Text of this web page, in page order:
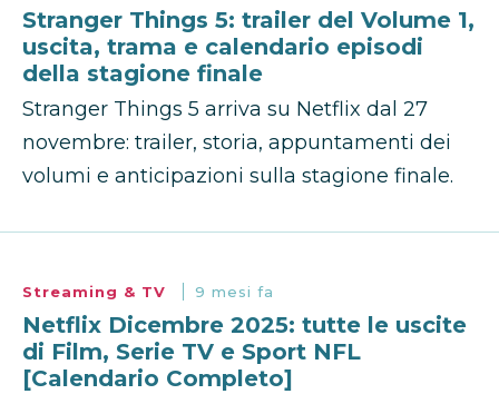
Stranger Things 5: trailer del Volume 1,
uscita, trama e calendario episodi
della stagione finale
Stranger Things 5 arriva su Netflix dal 27
novembre: trailer, storia, appuntamenti dei
volumi e anticipazioni sulla stagione finale.
Streaming & TV 9 mesi fa
Netflix Dicembre 2025: tutte le uscite
di Film, Serie TV e Sport NFL
[Calendario Completo]